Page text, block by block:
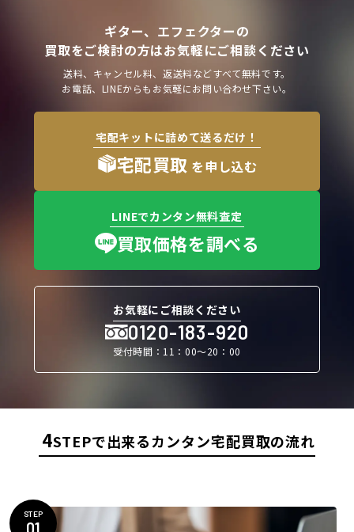
ギター、エフェクターの
買取をご検討の方はお気軽にご相談ください
送料、キャンセル料、返送料などすべて無料です。
お電話、LINEからもお気軽にお問い合わせ下さい。
宅配キットに詰めて送るだけ！
宅配買取 を申し込む
LINEでカンタン無料査定
買取価格を調べる
お気軽にご相談ください
0120-183-920
受付時間：11：00〜20：00
4STEPで出来るカンタン宅配買取の流れ
STEP
01